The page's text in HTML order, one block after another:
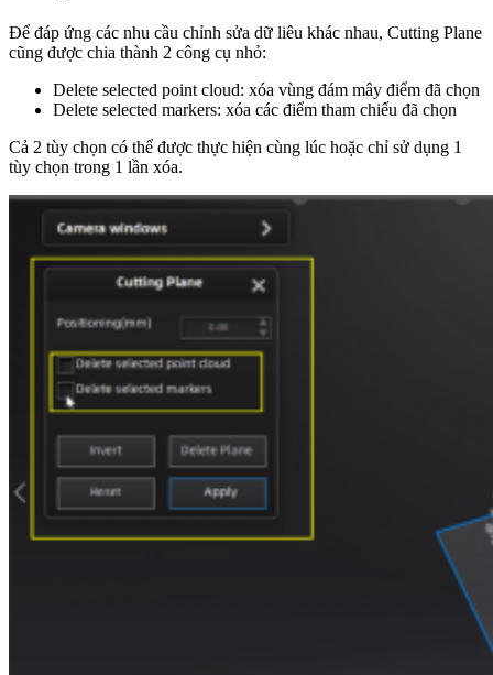
Để đáp ứng các nhu cầu chỉnh sửa dữ liêu khác nhau, Cutting Plane
cũng được chia thành 2 công cụ nhỏ:
Delete selected point cloud: xóa vùng đám mây điểm đã chọn
Delete selected markers: xóa các điểm tham chiếu đã chọn
Cả 2 tùy chọn có thể được thực hiện cùng lúc hoặc chỉ sử dụng 1
tùy chọn trong 1 lần xóa.